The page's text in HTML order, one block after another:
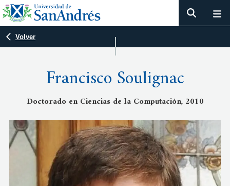
Volver
Francisco Soulignac
Doctorado en Ciencias de la Computación, 2010